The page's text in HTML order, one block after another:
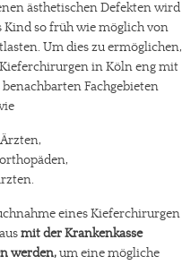
ästhetischen Defekten wird
Kind so früh wie möglich von
Um dies zu ermöglichen,
in Köln eng mit
benachbarten Fachgebieten
eines Kieferchirurgen
mit der Krankenkasse
werden,um eine mögliche